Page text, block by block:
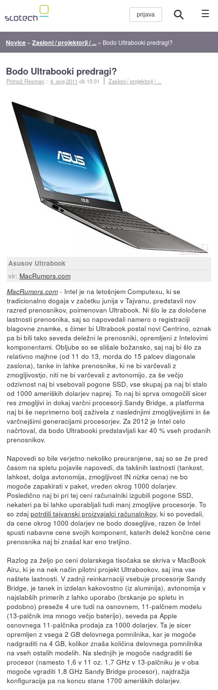
☰
Novice »Zasloni / projektorji / ... » Bodo Ultrabooki predragi?
Bodo Ultrabooki predragi?
Primož Resman ::4. avg 2011 ob 15:31 Zasloni / projektorji / ...
Asusov Ultrabook
vir: MacRumors.com
MacRumors.com- Intel je na letošnjem Computexu, ki se
tradicionalno dogaja v začetku junija v Tajvanu, predstavil nov
razred prenosnikov, poimenovan Ultrabook. Ni šlo le za določene
lastnosti prenosnika, saj so napovedali namero o registraciji
blagovne znamke, s čimer bi Ultrabook postal novi Centrino, oznak
pa bi bili tako seveda deležni le prenosniki, opremljeni z Intelovimi
komponentami. Obljube so se slišale božansko, saj naj bi šlo za
relativno majhne (od 11 do 13, morda do 15 palcev diagonale
zaslona), tanke in lahke prenosnike, ki ne bi varčevali z
zmogljivostjo, niti ne bi varčevali z avtonomijo, za še večjo
odzivnost naj bi vsebovali pogone SSD, vse skupaj pa naj bi stalo
od 1000 ameriških dolarjev naprej. To naj bi sprva omogočili sicer
res zmogljivi in dokaj varčni procesorji Sandy Bridge, a platforma
naj bi še neprimerno bolj zaživela z naslednjimi zmogljivejšimi in še
varčnejšimi generacijami procesorjev. Za 2012 je Intel celo
načrtoval, da bodo Ultrabooki predstavljali kar 40 % vseh prodanih
prenosnikov.
Napovedi so bile verjetno nekoliko preuranjene, saj so se že pred
časom na spletu pojavile napovedi, da takšnih lastnosti (tankost,
lahkost, dolga avtonomija, zmogljivost IN nizka cena) ne bo
mogoče zapakirati v paket, vreden okrog 1000 dolarjev.
Posledično naj bi pri tej ceni računalniki izgubili pogone SSD,
nekateri pa bi lahko uporabljali tudi manj zmogljive procesorje. To
so zdaj potrdili tajvanski proizvajalci računalnikov, ki so povedali,
da cene okrog 1000 dolarjev ne bodo dosegljive, razen če Intel
spusti nabavne cene svojih komponent, katerih delež končne cene
prenosnika naj bi znašal kar eno tretjino.
Razlog za željo po ceni dolarskega tisočaka se skriva v MacBook
Airu, ki je na nek način pilotni projekt Ultrabookov, saj ima vse
naštete lastnosti. V zadnji reinkarnaciji vsebuje procesorje Sandy
Bridge, je tanek in izdelan kakovostno (iz aluminija), avtonomija v
najslabših primerih z lahko uporabo (brskanje po spletu in
podobno) preseže 4 ure tudi na osnovnem, 11-palčnem modelu
(13-palčnik ima mnogo večjo baterijo), seveda pa Apple
osnovnega 11-palčnika prodaja za 1000 dolarjev. Ta je sicer
opremljen z vsega 2 GB delovnega pomnilnika, kar je mogoče
nadgraditi na 4 GB, kolikor znaša količina delovnega pomnilnika
na vseh ostalih modelih. Na slednjih je mogoče nadgraditi še
procesor (namesto 1,6 v 11 oz. 1,7 GHz v 13-palčniku je v oba
mogoče vgraditi 1,8 GHz Sandy Bridge procesor), najdražja
konfiguracija pa na koncu stane 1700 ameriških dolarjev.